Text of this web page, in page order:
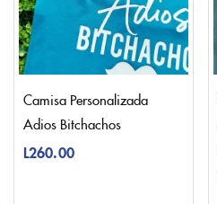
Camisa Personalizada
Adios Bitchachos
L260.00